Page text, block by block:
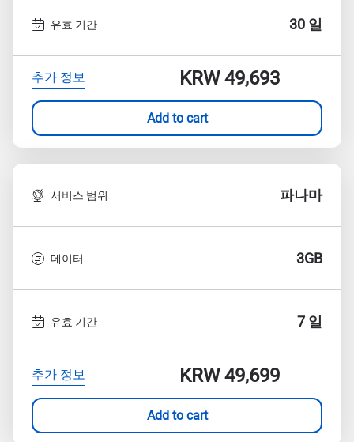
유효 기간 30 일
추가 정보 KRW 49,693
Add to cart
서비스 범위 파나마
데이터 3GB
유효 기간 7 일
추가 정보 KRW 49,699
Add to cart